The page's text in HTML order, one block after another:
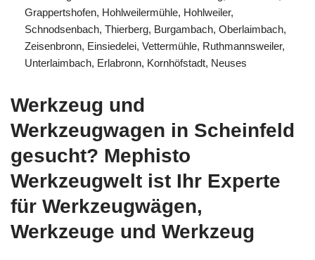
Grappertshofen, Hohlweilermühle, Hohlweiler,
Schnodsenbach, Thierberg, Burgambach, Oberlaimbach,
Zeisenbronn, Einsiedelei, Vettermühle, Ruthmannsweiler,
Unterlaimbach, Erlabronn, Kornhöfstadt, Neuses
Werkzeug und
Werkzeugwagen in Scheinfeld
gesucht? Mephisto
Werkzeugwelt ist Ihr Experte
für Werkzeugwägen,
Werkzeuge und Werkzeug